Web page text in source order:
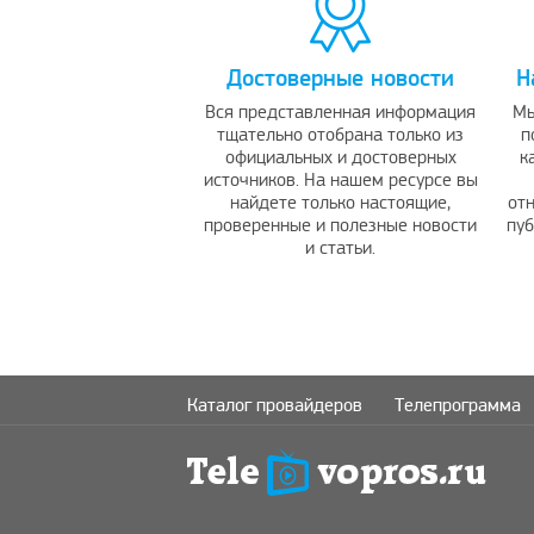
Достоверные новости
Вся представленная информация
тщательно отобрана только из
официальных и достоверных
источников. На нашем ресурсе вы
найдете только настоящие,
проверенные и полезные новости
и статьи.
Каталог провайдеров Телепрограмма